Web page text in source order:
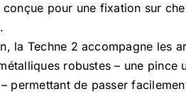
pour une fixation sur
la Techne 2 accompagne les
robustes – une pince
permettant de passer